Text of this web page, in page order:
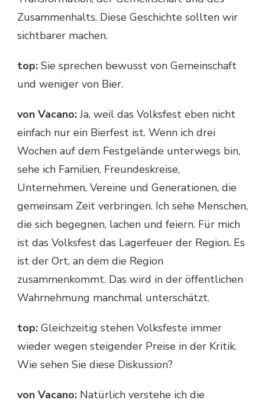
Zusammenhalts. Diese Geschichte sollten wir
sichtbarer machen.
top: Sie sprechen bewusst von Gemeinschaft
und weniger von Bier.
von Vacano:Ja, weil das Volksfest eben nicht
einfach nur ein Bierfest ist. Wenn ich drei
Wochen auf dem Festgelände unterwegs bin,
sehe ich Familien, Freundeskreise,
Unternehmen, Vereine und Generationen, die
gemeinsam Zeit verbringen. Ich sehe Menschen,
die sich begegnen, lachen und feiern. Für mich
ist das Volksfest das Lagerfeuer der Region. Es
ist der Ort, an dem die Region
zusammenkommt. Das wird in der öffentlichen
Wahrnehmung manchmal unterschätzt.
top: Gleichzeitig stehen Volksfeste immer
wieder wegen steigender Preise in der Kritik.
Wie sehen Sie diese Diskussion?
von Vacano: Natürlich verstehe ich die